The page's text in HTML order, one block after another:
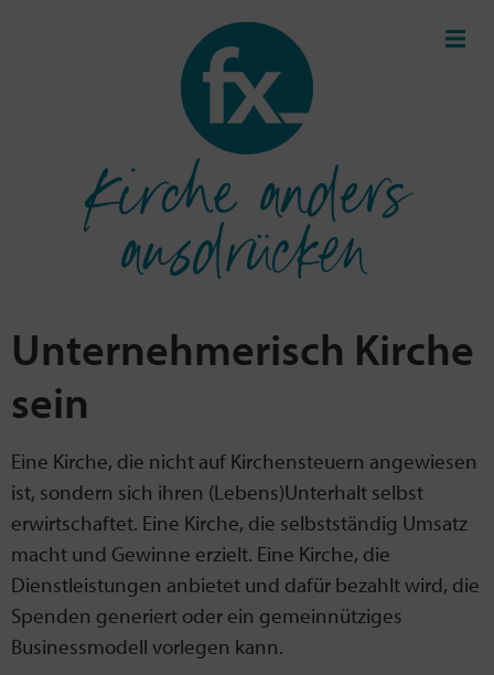
Kirche anders
ausdrücken
Unternehmerisch Kirche
sein
Eine Kirche, die nicht auf Kirchensteuern angewiesen
ist, sondern sich ihren (Lebens)Unterhalt selbst
erwirtschaftet. Eine Kirche, die selbstständig Umsatz
macht und Gewinne erzielt. Eine Kirche, die
Dienstleistungen anbietet und dafür bezahlt wird, die
Spenden generiert oder ein gemeinnütziges
Businessmodell vorlegen kann.